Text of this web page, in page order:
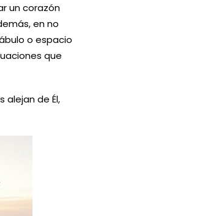
un corazón
en no
o espacio
que
de Él,